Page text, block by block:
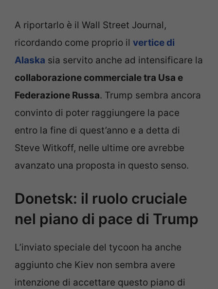
A riportarlo è il Wall Street Journal,
ricordando come proprio il vertice di
Alaska sia servito anche ad intensificare la
collaborazione commerciale tra Usa e
Federazione Russa. Trump sembra ancora
convinto di poter raggiungere la pace
entro la fine di quest’anno e a detta di
Steve Witkoff, nelle ultime ore avrebbe
avanzato una proposta in questo senso.
Donetsk: il ruolo cruciale
nel piano di pace di Trump
L’inviato speciale del tycoon ha anche
aggiunto che Kiev non sembra avere
intenzione di accettare questo piano di